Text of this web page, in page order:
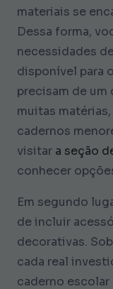
materiais se
Dessa forma,
necessidades
disponível para
precisam de
muitas
cadernos
visitar a seção
conhecer
Em segundo
de incluir
decorativas.
cada real
caderno